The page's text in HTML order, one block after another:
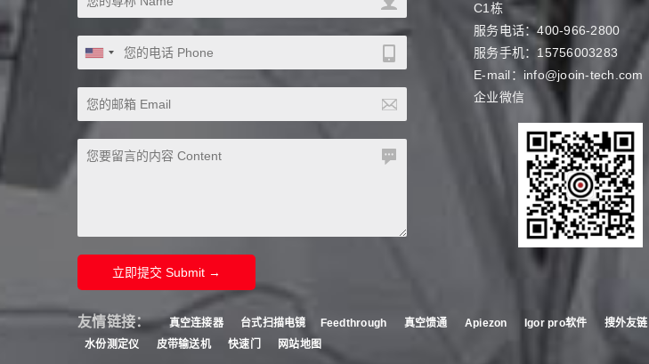
立即提交 Submit →
C1栋
服务电话：400-966-2800
服务手机：15756003283
E-mail：info@jooin-tech.com
企业微信
友情链接： 真空连接器 台式扫描电镜 Feedthrough 真空馈通 Apiezon Igor pro软件 搜外友链
水份测定仪
皮带输送机 快速门 网站地图